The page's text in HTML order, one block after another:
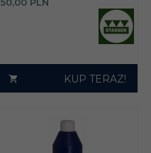
50,00 PLN
KUP TERAZ!